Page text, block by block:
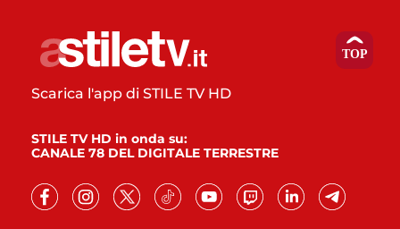
Scarica l'app di STILE TV HD
STILE TV HD in onda su:
CANALE 78 DEL DIGITALE TERRESTRE